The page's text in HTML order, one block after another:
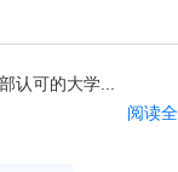
认可的大学...
阅读